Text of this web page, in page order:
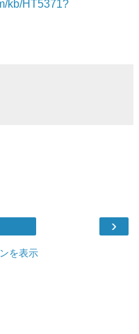
kb/HT5371?
›
を表示